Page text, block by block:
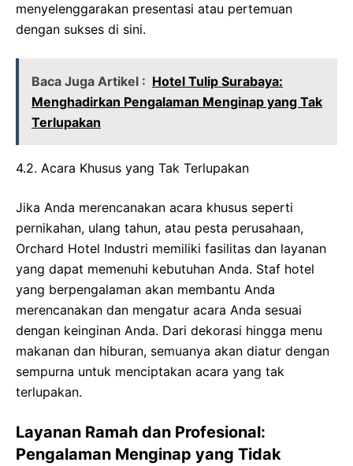
menyelenggarakan presentasi atau pertemuan
dengan sukses di sini.
Baca Juga Artikel : Hotel Tulip Surabaya:
Menghadirkan Pengalaman Menginap yang Tak
Terlupakan
4.2. Acara Khusus yang Tak Terlupakan
Jika Anda merencanakan acara khusus seperti
pernikahan, ulang tahun, atau pesta perusahaan,
Orchard Hotel Industri memiliki fasilitas dan layanan
yang dapat memenuhi kebutuhan Anda. Staf hotel
yang berpengalaman akan membantu Anda
merencanakan dan mengatur acara Anda sesuai
dengan keinginan Anda. Dari dekorasi hingga menu
makanan dan hiburan, semuanya akan diatur dengan
sempurna untuk menciptakan acara yang tak
terlupakan.
Layanan Ramah dan Profesional:
Pengalaman Menginap yang Tidak